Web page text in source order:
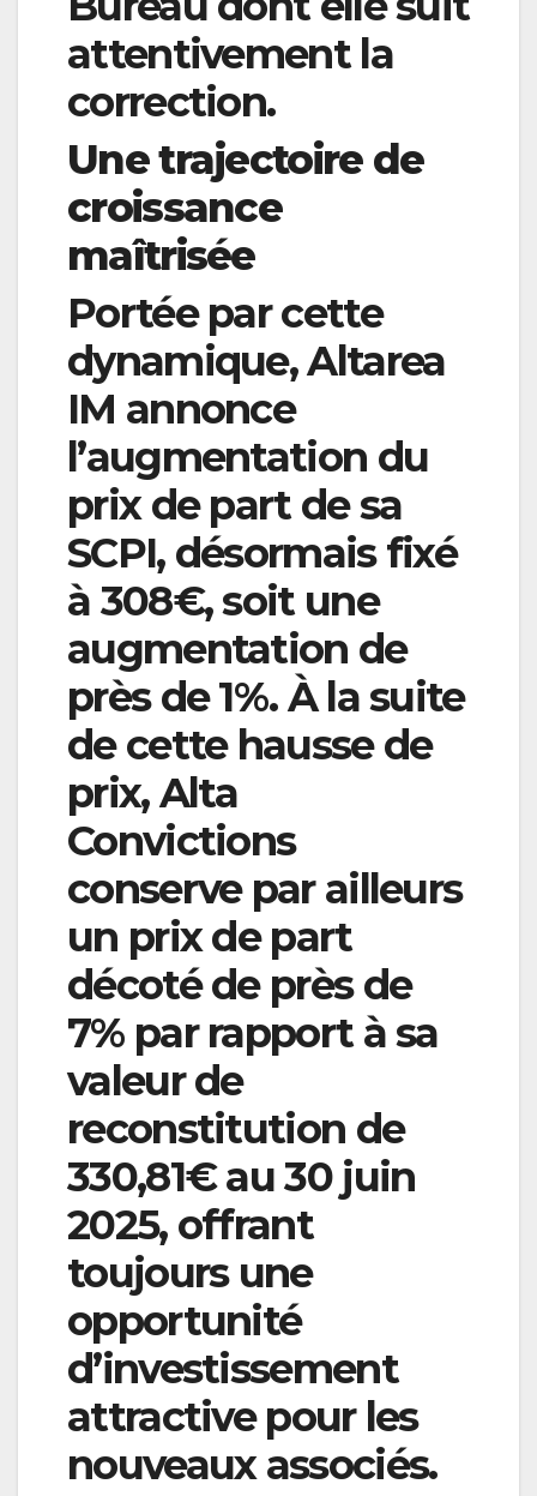
attentivement la
correction.
Une trajectoire de
croissance
maîtrisée
Portée par cette
dynamique, Altarea
IM annonce
l’augmentation du
prix de part de sa
SCPI, désormais fixé
à 308€, soit une
augmentation de
près de 1%. À la suite
de cette hausse de
prix, Alta
Convictions
conserve par ailleurs
un prix de part
décoté de près de
7% par rapport à sa
valeur de
reconstitution de
330,81€ au 30 juin
2025, offrant
toujours une
opportunité
d’investissement
attractive pour les
nouveaux associés.